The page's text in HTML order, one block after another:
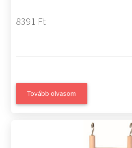
8391 Ft
Tovább olvasom